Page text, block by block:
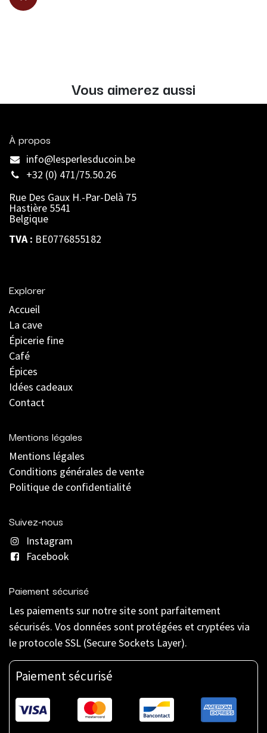
Vous aimerez aussi
À propos
info@lesperlesducoin.be​
+32 (0) 471/75.50.26
Rue Des Gaux H.-Par-Delà 75
Hastière 5541
Belgique
TVA : BE0776855182
Explorer
Accueil
La cave
Épicerie fine
Café
Épices
Idées cadeaux
Contact
Mentions légales
Mentions légales
Conditions générales de vente
Politique de confidentialité
Suivez-nous
Instagram
Facebook
Paiement sécurisé
Les paiements sur notre site sont parfaitement
sécurisés. Vos données sont protégées et cryptées via
le protocole SSL (Secure Sockets Layer).
Paiement sécurisé